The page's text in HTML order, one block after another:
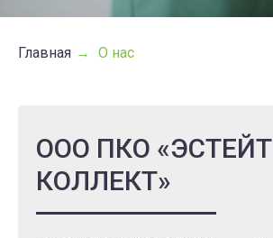
Главная → О нас
ООО ПКО «ЭСТЕЙТ
КОЛЛЕКТ»